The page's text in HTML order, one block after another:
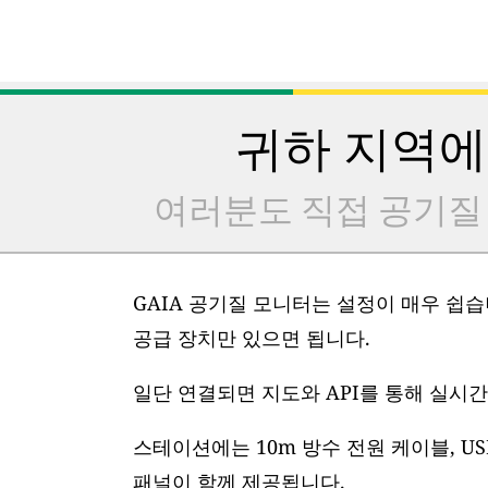
귀하 지역
여러분도 직접 공기
GAIA 공기질 모니터는 설정이 매우 쉽
공급 장치만 있으면 됩니다.
일단 연결되면 지도와 API를 통해 실시
스테이션에는 10m 방수 전원 케이블,
패널이 함께 제공됩니다.